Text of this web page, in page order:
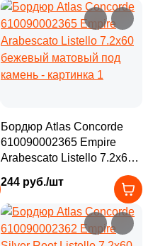
Бордюр Atlas Concorde
610090002365 Empire
Arabescato Listello 7.2x60
камень
244 руб./шт